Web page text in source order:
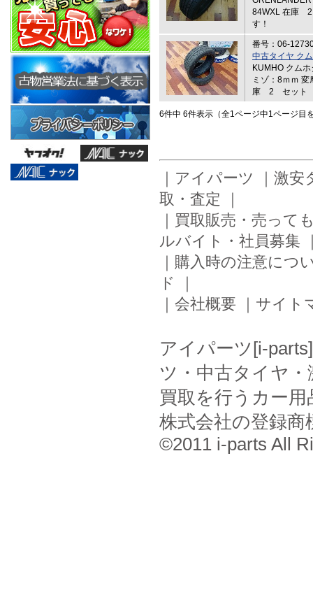
84WXL 在庫 2
す！
番号：06-
中古タイヤ ク
KUMHO クム
ミゾ：8ｍｍ
庫 2 セット
6件中 6件表示（全1ページ中1ページ目
｜ アイパーツ ｜ 激安
取・査定 ｜
｜ 買取販売・売って
ルバイト・社員募集
｜ 購入時の注意につ
ド
｜
｜ 会社概要 ｜ サイト
アイパーツ[i-
ツ・中古タイヤ
買取を行うカー
株式会社の登録商
©2011 i-parts All